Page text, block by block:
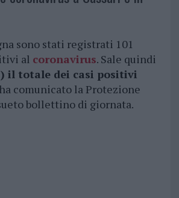
sono stati registrati 101
al coronavirus. Sale quindi
) il totale dei casi positivi
comunicato la Protezione
bollettino di giornata.